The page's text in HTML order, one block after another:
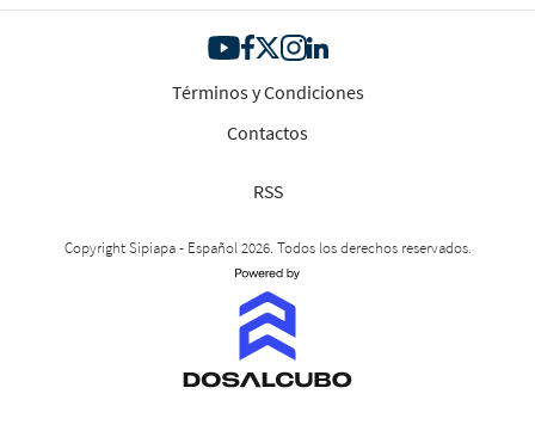
Términos y Condiciones
Contactos
RSS
Copyright Sipiapa - Español 2026. Todos los derechos reservados.